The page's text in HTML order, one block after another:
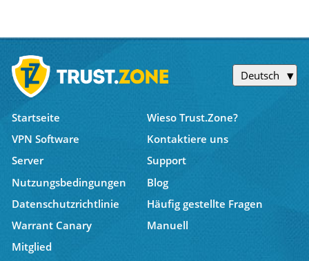
Deutsch
Startseite
Wieso Trust.Zone?
VPN Software
Kontaktiere uns
Server
Support
Nutzungsbedingungen
Blog
Datenschutzrichtlinie
Häufig gestellte Fragen
Warrant Canary
Manuell
Mitglied